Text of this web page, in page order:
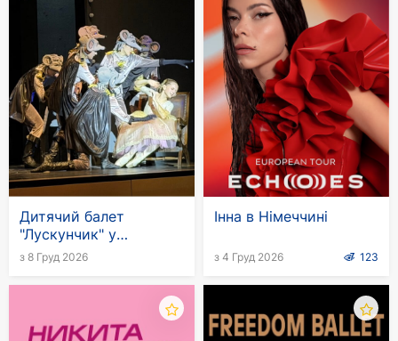
Дитячий балет
"Лускунчик" у
Німеччині
з 8 Груд 2026
Інна в Німеччині
з 4 Груд 2026 123